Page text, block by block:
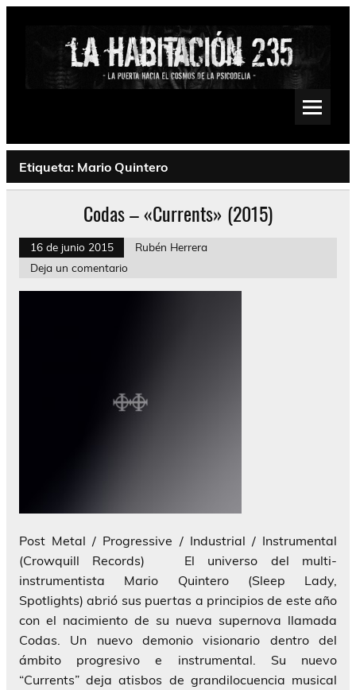
Saltar
Psychedelic, Stoner, Doom, Sludge, Fuzz, Space, Drone
Etiqueta: Mario Quintero
Codas – «Currents» (2015)
16 de junio 2015
Rubén Herrera
Deja un comentario
Post Metal / Progressive / Industrial / Instrumental
(Crowquill Records) El universo del multi-
instrumentista Mario Quintero (Sleep Lady,
Spotlights) abrió sus puertas a principios de este año
con el nacimiento de su nueva supernova llamada
Codas. Un nuevo demonio visionario dentro del
ámbito progresivo e instrumental. Su nuevo
“Currents” deja atisbos de grandilocuencia musical